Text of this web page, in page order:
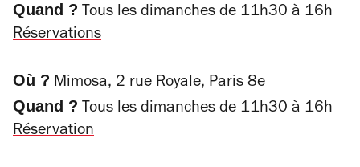
Quand ? Tous les dimanches de 11h30 à 16h
Réservations
Où ? Mimosa, 2 rue Royale, Paris 8e
Quand ? Tous les dimanches de 11h30 à 16h
Réservation